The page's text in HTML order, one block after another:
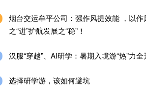
烟台交运牟平公司：强作风提效能 ，以作
之“进”护航发展之“稳”！
汉服“穿越”、AI研学：暑期入境游“热”力全
选择研学游，该如何避坑